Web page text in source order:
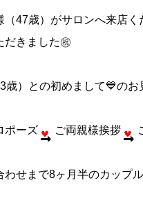
47歳）がサロンへ来店く
ただきました㊗
歳）との初めまして💙の
ポーズ ご両親様挨拶
わせまで8ヶ月半のカッ